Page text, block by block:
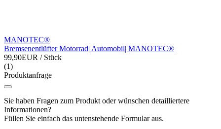
MANOTEC®
Bremsenentlüfter Motorrad| Automobil| MANOTEC®
99,90EUR / Stück
(1)
Produktanfrage
Sie haben Fragen zum Produkt oder wünschen detailliertere
Informationen?
Füllen Sie einfach das untenstehende Formular aus.